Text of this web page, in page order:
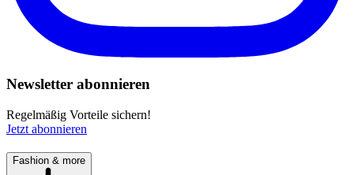
Newsletter abonnieren
Regelmäßig Vorteile sichern!
Jetzt abonnieren
Fashion & more